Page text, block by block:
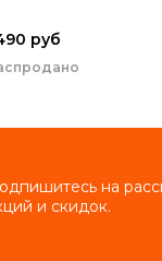
руб
на
и скидок.